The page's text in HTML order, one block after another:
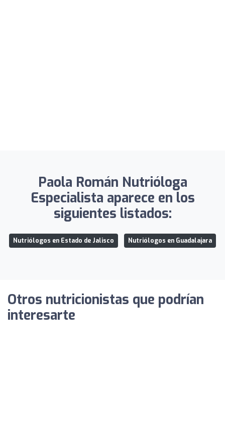
Paola Román Nutrióloga
Especialista aparece en los
siguientes listados:
Nutriólogos en Estado de Jalisco Nutriólogos en Guadalajara
Otros nutricionistas que podrían
interesarte